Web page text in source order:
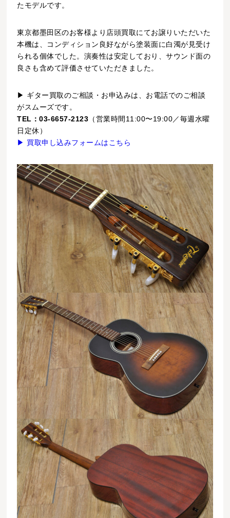
たモデルです。
東京都墨田区のお客様より店頭買取にてお譲りいただいた
本機は、コンディション良好ながら塗装面に白濁が見受け
られる個体でした。演奏性は安定しており、サウンド面の
良さも含めて評価させていただきました。
▶ ギター買取のご相談・お申込みは、お電話でのご相談
がスムーズです。
TEL：03-6657-2123 （営業時間11:00〜19:00／毎週水曜
日定休）
▶ 買取申し込みフォームはこちら